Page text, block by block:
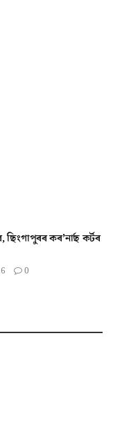
ছিংগাপুৰৰ কৰ’নাৰ্ছ কৰ্টৰ
0